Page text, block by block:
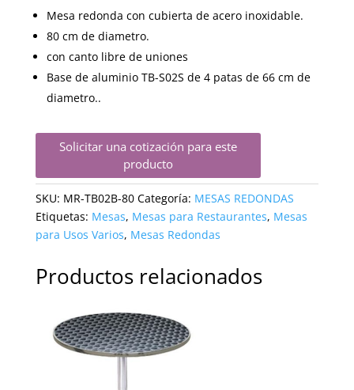
Mesa redonda con cubierta de acero inoxidable.
80 cm de diametro.
con canto libre de uniones
Base de aluminio TB-S02S de 4 patas de 66 cm de
diametro..
Solicitar una cotización para este
producto
SKU: MR-TB02B-80 Categoría: MESAS REDONDAS
Etiquetas: Mesas, Mesas para Restaurantes, Mesas
para Usos Varios, Mesas Redondas
Productos relacionados